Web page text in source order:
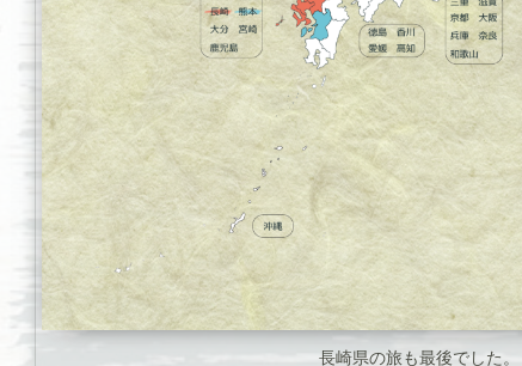
長崎県の旅も最後でした。